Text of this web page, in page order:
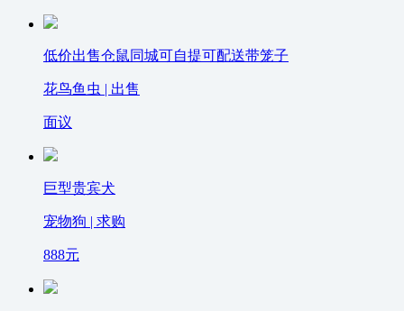
低价出售仓鼠同城可自提可配送带笼子
花鸟鱼虫 | 出售
面议
巨型贵宾犬
宠物狗 | 求购
888元